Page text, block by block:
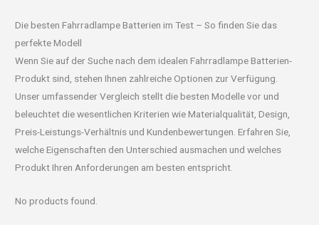
Die besten Fahrradlampe Batterien im Test – So finden Sie das
perfekte Modell
Wenn Sie auf der Suche nach dem idealen Fahrradlampe Batterien-
Produkt sind, stehen Ihnen zahlreiche Optionen zur Verfügung.
Unser umfassender Vergleich stellt die besten Modelle vor und
beleuchtet die wesentlichen Kriterien wie Materialqualität, Design,
Preis-Leistungs-Verhältnis und Kundenbewertungen. Erfahren Sie,
welche Eigenschaften den Unterschied ausmachen und welches
Produkt Ihren Anforderungen am besten entspricht.
No products found.